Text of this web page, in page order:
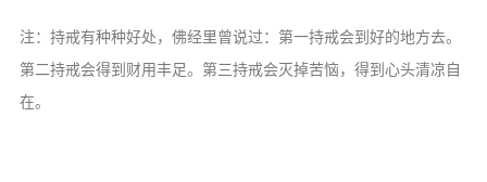
戒幢论坛
注：持戒有种种好处，佛经里曾说过：第一持戒会到好的地方去。
第二持戒会得到财用丰足。第三持戒会灭掉苦恼，得到心头清凉自
在。